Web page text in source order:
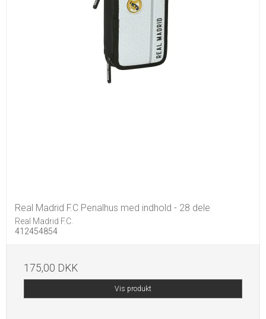
Real Madrid F.C Penalhus med indhold - 28 dele
Real Madrid F.C.
412454854
175,00 DKK
Vis produkt